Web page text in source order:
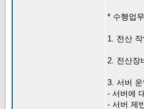
* 수행업
1. 전산
2. 전산장
3. 서버
- 서버에
- 서버 제